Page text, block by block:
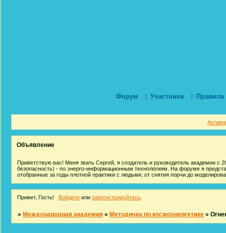
Форум Участники Правила
Объявление
Приветствую вас! Меня звать Сергей, я создатель и руководитель академии с
безопасность) - по энерго-информационным технологиям. На форуме я
отобранные за годы плотной практики с людьми; от снятия порчи до
Привет, Гость! Войдитеили зарегистрируйтесь.
»Международная академия »Методичка по космоэнергетике »